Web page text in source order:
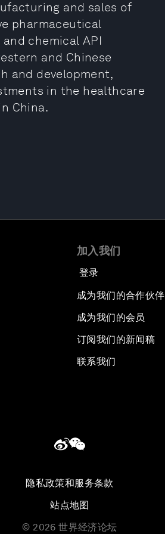
and sales of
pharmaceutical
chemical API
and Chinese
and development,
in the healthcare
China.
加入我们
登录
成为我们的合作伙伴
成为我们的会员
订阅我们的新闻稿
联系我们
隐私政策和服务条款
站点地图
© 2026 世界经济论坛